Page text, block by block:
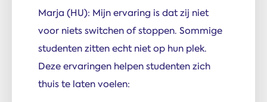
Marja (HU): Mijn ervaring is dat zij niet
voor niets switchen of stoppen. Sommige
studenten zitten echt niet op hun plek.
Deze ervaringen helpen studenten zich
thuis te laten voelen: